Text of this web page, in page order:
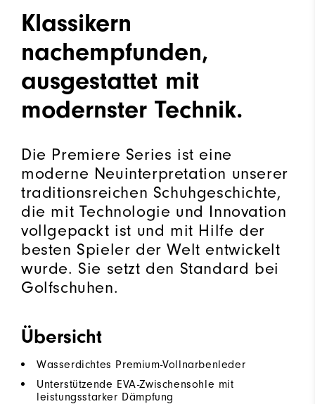
Klassikern
nachempfunden,
ausgestattet mit
modernster Technik.
Die Premiere Series ist eine
moderne Neuinterpretation unserer
traditionsreichen Schuhgeschichte,
die mit Technologie und Innovation
vollgepackt ist und mit Hilfe der
besten Spieler der Welt entwickelt
wurde. Sie setzt den Standard bei
Golfschuhen.
Übersicht
Wasserdichtes Premium-Vollnarbenleder
Unterstützende EVA-Zwischensohle mit
leistungsstarker Dämpfung